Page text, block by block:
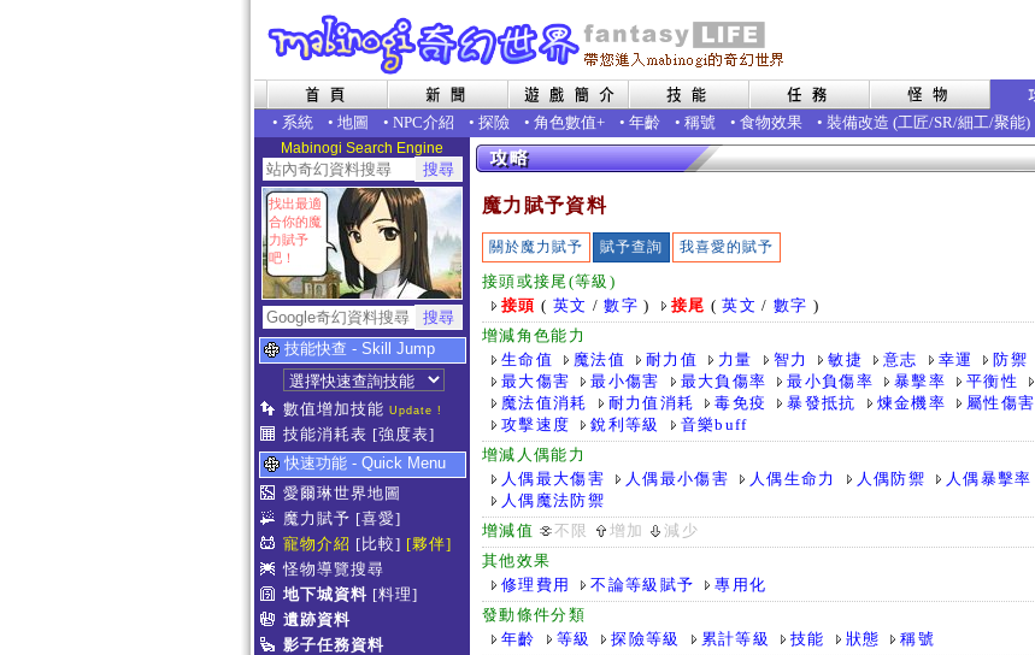
• 系統 • 地圖 • NPC介紹 • 探險 • 角色數值+ • 年齡 • 稱號 • 食物效果 • 裝備改造 (工匠/SR/細工/聚能)
Mabinogi Search Engine
找出最適
合你的魔
力賦予
吧！
技能快查 - Skill Jump
數值增加技能 Update !
技能消耗表 [強度表]
快速功能 - Quick Menu
愛爾琳世界地圖
魔力賦予 [喜愛]
寵物介紹 [比較] [夥伴]
怪物導覽搜尋
地下城資料 [料理]
遺跡資料
影子任務資料
魔力賦予資料
關於魔力賦予 賦予查詢 我喜愛的賦予
接頭或接尾(等級)
接頭 ( 英文 /數字 ) 接尾 (英文 /數字 )
增減角色能力
生命值
魔法值 耐力值 力量 智力 敏捷 意志 幸運 防禦
最大傷害
最小傷害 最大負傷率 最小負傷率 暴擊率 平衡性
魔法值消耗
耐力值消耗 毒免疫 暴發抵抗 煉金機率 屬性傷害
攻擊速度
銳利等級
音樂buff
增減人偶能力
人偶最大傷害
人偶最小傷害 人偶生命力 人偶防禦 人偶暴擊率
人偶魔法防禦
增減值
不限 增加
減少
其他效果
修理費用
不論等級賦予
專用化
發動條件分類
年齡
等級 探險等級 累計等級 技能 狀態
稱號